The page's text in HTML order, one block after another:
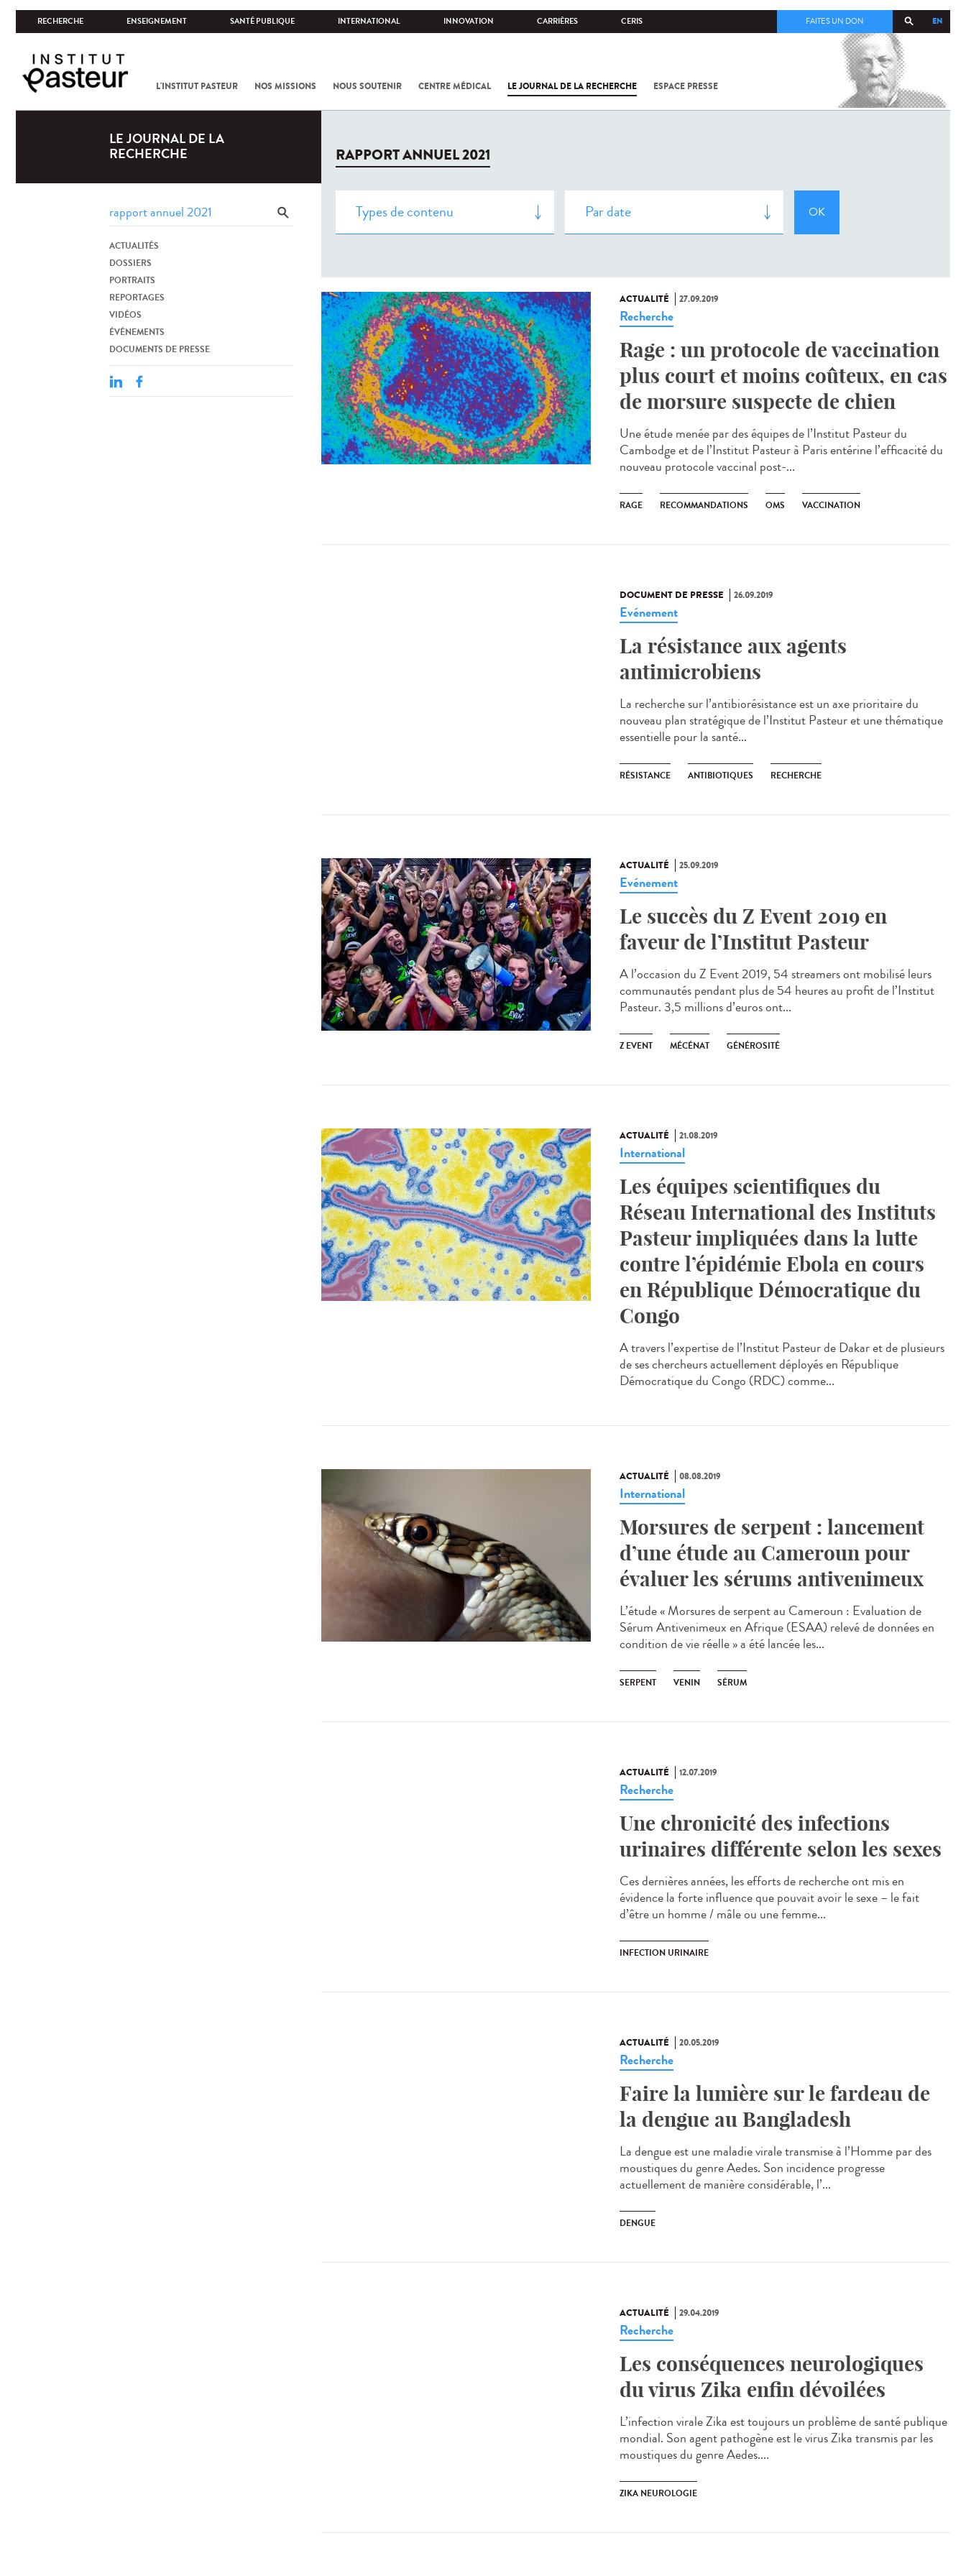
RECHERCHE ENSEIGNEMENT SANTÉ PUBLIQUE INTERNATIONAL INNOVATION CARRIÈRES CERIS EN
FAITES UN DON
L'INSTITUT PASTEUR NOS MISSIONS NOUS SOUTENIR CENTRE MÉDICAL LE JOURNAL DE LA RECHERCHE ESPACE PRESSE
COV-2 /
LE JOURNAL DE LA
RECHERCHE
ACTUALITÉS
DOSSIERS
PORTRAITS
REPORTAGES
VIDÉOS
ÉVÉNEMENTS
DOCUMENTS DE PRESSE
RAPPORT ANNUEL 2021
ACTUALITÉ 27.09.2019
Recherche
Rage : un protocole de vaccination
plus court et moins coûteux, en cas
de morsure suspecte de chien
Une étude menée par des équipes de l’Institut Pasteur du
Cambodge et de l’Institut Pasteur à Paris entérine l’efficacité du
nouveau protocole vaccinal post-...
RAGE RECOMMANDATIONS OMS VACCINATION
DOCUMENT DE PRESSE 26.09.2019
Evénement
La résistance aux agents
antimicrobiens
La recherche sur l’antibiorésistance est un axe prioritaire du
nouveau plan stratégique de l’Institut Pasteur et une thématique
essentielle pour la santé...
RÉSISTANCE ANTIBIOTIQUES RECHERCHE
ACTUALITÉ 25.09.2019
Evénement
Le succès du Z Event 2019 en
faveur de l’Institut Pasteur
A l’occasion du Z Event 2019, 54 streamers ont mobilisé leurs
communautés pendant plus de 54 heures au profit de l’Institut
Pasteur. 3,5 millions d’euros ont...
Z EVENT MÉCÉNAT GÉNÉROSITÉ
ACTUALITÉ 21.08.2019
International
Les équipes scientifiques du
Réseau International des Instituts
Pasteur impliquées dans la lutte
contre l’épidémie Ebola en cours
en République Démocratique du
Congo
A travers l’expertise de l’Institut Pasteur de Dakar et de plusieurs
de ses chercheurs actuellement déployés en République
Démocratique du Congo (RDC) comme...
ACTUALITÉ 08.08.2019
International
Morsures de serpent : lancement
d’une étude au Cameroun pour
évaluer les sérums antivenimeux
L’étude « Morsures de serpent au Cameroun : Evaluation de
Sérum Antivenimeux en Afrique (ESAA) relevé de données en
condition de vie réelle » a été lancée les...
SERPENT VENIN SÉRUM
ACTUALITÉ 12.07.2019
Recherche
Une chronicité des infections
urinaires différente selon les sexes
Ces dernières années, les efforts de recherche ont mis en
évidence la forte influence que pouvait avoir le sexe – le fait
d’être un homme / mâle ou une femme...
INFECTION URINAIRE
ACTUALITÉ 20.05.2019
Recherche
Faire la lumière sur le fardeau de
la dengue au Bangladesh
La dengue est une maladie virale transmise à l’Homme par des
moustiques du genre Aedes. Son incidence progresse
actuellement de manière considérable, l’...
DENGUE
ACTUALITÉ 29.04.2019
Recherche
Les conséquences neurologiques
du virus Zika enfin dévoilées
L’infection virale Zika est toujours un problème de santé publique
mondial. Son agent pathogène est le virus Zika transmis par les
moustiques du genre Aedes....
ZIKA NEUROLOGIE